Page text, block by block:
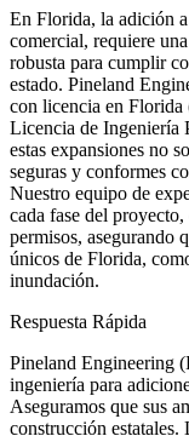
En Florida, la adición
comercial, requiere
robusta para cumplir
estado. Pineland
con licencia en
Licencia de Ingeniería
estas expansiones no
seguras y conformes
Nuestro equipo de
cada fase del
permisos, asegurando
únicos de Florida,
inundación.
Respuesta Rápida
Pineland Engineering
ingeniería para
Aseguramos que sus
construcción